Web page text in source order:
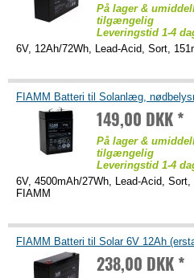
På lager &
tilgængelig
Leveringstid 1-4
6V, 12Ah/72Wh, Lead-Acid, Sort,
FIAMM Batteri til Solanlæg,
149,00 DKK *
På lager &
tilgængelig
Leveringstid 1-4
6V, 4500mAh/27Wh, Lead-Acid,
FIAMM
FIAMM Batteri til Solar 6V 12Ah
238,00 DKK *